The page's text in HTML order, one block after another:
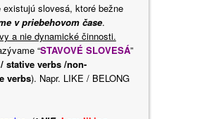
existujú slovesá, ktoré bežne
v priebehovom čase.
a nie dynamické činnosti.
“STAVOVÉ SLOVESÁ”
stative verbs /non-
verbs). Napr. LIKE / BELONG